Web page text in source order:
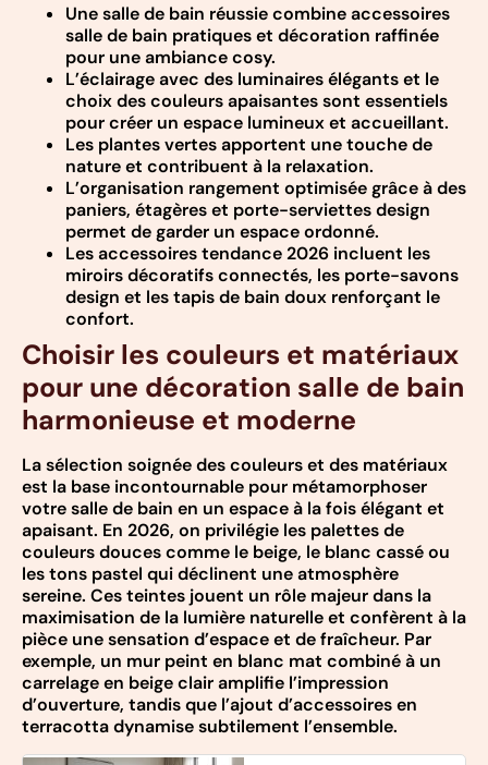
Une salle de bain réussie combine accessoires
salle de bain pratiques et décoration raffinée
pour une ambiance cosy.
L’éclairage avec des luminaires élégants et le
choix des couleurs apaisantes sont essentiels
pour créer un espace lumineux et accueillant.
Les plantes vertes apportent une touche de
nature et contribuent à la relaxation.
L’organisation rangement optimisée grâce à des
paniers, étagères et porte-serviettes design
permet de garder un espace ordonné.
Les accessoires tendance 2026 incluent les
miroirs décoratifs connectés, les porte-savons
design et les tapis de bain doux renforçant le
confort.
Choisir les couleurs et matériaux
pour une décoration salle de bain
harmonieuse et moderne
La sélection soignée des couleurs et des matériaux
est la base incontournable pour métamorphoser
votre salle de bain en un espace à la fois élégant et
apaisant. En 2026, on privilégie les palettes de
couleurs douces comme le beige, le blanc cassé ou
les tons pastel qui déclinent une atmosphère
sereine. Ces teintes jouent un rôle majeur dans la
maximisation de la lumière naturelle et confèrent à la
pièce une sensation d’espace et de fraîcheur. Par
exemple, un mur peint en blanc mat combiné à un
carrelage en beige clair amplifie l’impression
d’ouverture, tandis que l’ajout d’accessoires en
terracotta dynamise subtilement l’ensemble.